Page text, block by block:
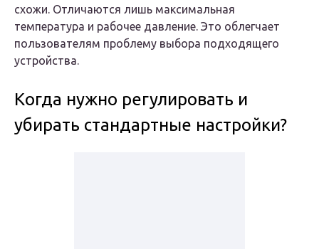
схожи. Отличаются лишь максимальная
температура и рабочее давление. Это облегчает
пользователям проблему выбора подходящего
устройства.
Когда нужно регулировать и
убирать стандартные настройки?